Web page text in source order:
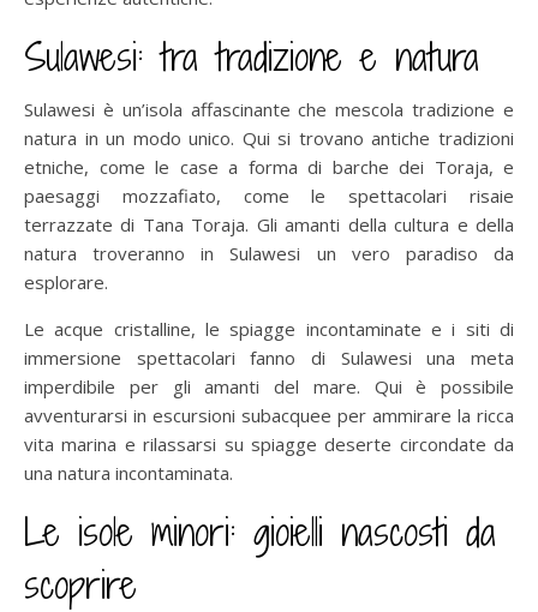
Sulawesi: tra tradizione e natura
Sulawesi è un’isola affascinante che mescola tradizione e
natura in un modo unico. Qui si trovano antiche tradizioni
etniche, come le case a forma di barche dei Toraja, e
paesaggi mozzafiato, come le spettacolari risaie
terrazzate di Tana Toraja. Gli amanti della cultura e della
natura troveranno in Sulawesi un vero paradiso da
esplorare.
Le acque cristalline, le spiagge incontaminate e i siti di
immersione spettacolari fanno di Sulawesi una meta
imperdibile per gli amanti del mare. Qui è possibile
avventurarsi in escursioni subacquee per ammirare la ricca
vita marina e rilassarsi su spiagge deserte circondate da
una natura incontaminata.
Le isole minori: gioielli nascosti da
scoprire